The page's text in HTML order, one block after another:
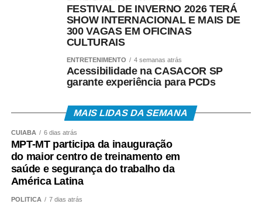
FESTIVAL DE INVERNO 2026 TERÁ
SHOW INTERNACIONAL E MAIS DE
300 VAGAS EM OFICINAS
CULTURAIS
ENTRETENIMENTO 4 semanas atrás
Acessibilidade na CASACOR SP
garante experiência para PCDs
MAIS LIDAS DA SEMANA
CUIABÁ 6 dias atrás
MPT-MT participa da inauguração
do maior centro de treinamento em
saúde e segurança do trabalho da
América Latina
POLÍTICA 7 dias atrás